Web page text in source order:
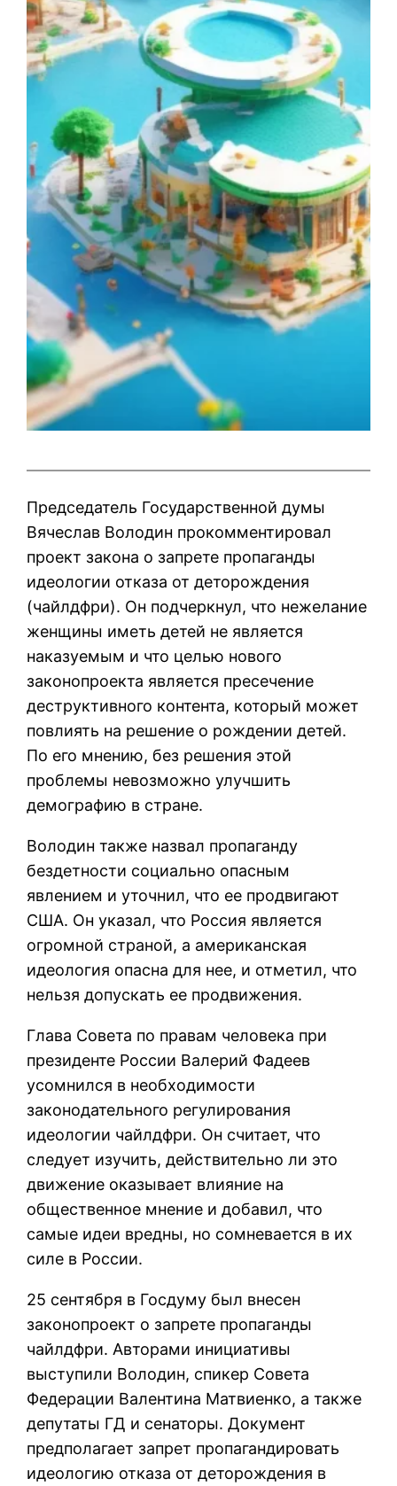
Председатель Государственной думы
Вячеслав Володин прокомментировал
проект закона о запрете пропаганды
идеологии отказа от деторождения
(чайлдфри). Он подчеркнул, что нежелание
женщины иметь детей не является
наказуемым и что целью нового
законопроекта является пресечение
деструктивного контента, который может
повлиять на решение о рождении детей.
По его мнению, без решения этой
проблемы невозможно улучшить
демографию в стране.
Володин также назвал пропаганду
бездетности социально опасным
явлением и уточнил, что ее продвигают
США. Он указал, что Россия является
огромной страной, а американская
идеология опасна для нее, и отметил, что
нельзя допускать ее продвижения.
Глава Совета по правам человека при
президенте России Валерий Фадеев
усомнился в необходимости
законодательного регулирования
идеологии чайлдфри. Он считает, что
следует изучить, действительно ли это
движение оказывает влияние на
общественное мнение и добавил, что
самые идеи вредны, но сомневается в их
силе в России.
25 сентября в Госдуму был внесен
законопроект о запрете пропаганды
чайлдфри. Авторами инициативы
выступили Володин, спикер Совета
Федерации Валентина Матвиенко, а также
депутаты ГД и сенаторы. Документ
предполагает запрет пропагандировать
идеологию отказа от деторождения в